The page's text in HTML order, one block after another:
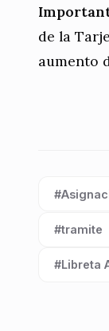
de la
aumento
Etiqueta:
Etiqueta:
#tramite
Etiqueta:
#Libreta